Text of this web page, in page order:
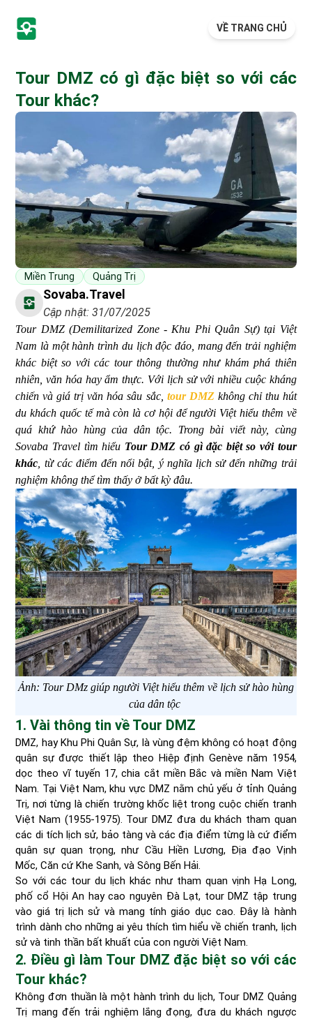
VỀ TRANG CHỦ
Tour DMZ có gì đặc biệt so với các
Tour khác?
Miền Trung Quảng Trị
Sovaba.travel
Cập nhật: 31/07/2025
Tour DMZ (Demilitarized Zone - Khu Phi Quân Sự) tại Việt
Nam là một hành trình du lịch độc đáo, mang đến trải nghiệm
khác biệt so với các tour thông thường như khám phá thiên
nhiên, văn hóa hay ẩm thực. Với lịch sử với nhiều cuộc kháng
chiến và giá trị văn hóa sâu sắc, tour DMZkhông chỉ thu hút
du khách quốc tế mà còn là cơ hội để người Việt hiểu thêm về
quá khứ hào hùng của dân tộc. Trong bài viết này, cùng
Sovaba Travel tìm hiểu Tour DMZ có gì đặc biệt so với tour
khác , từ các điểm đến nổi bật, ý nghĩa lịch sử đến những trải
nghiệm không thể tìm thấy ở bất kỳ đâu.
Ảnh: Tour DMz giúp người Việt hiểu thêm về lịch sử hào hùng
của dân tộc
1. Vài thông tin về Tour DMZ
DMZ, hay Khu Phi Quân Sự, là vùng đệm không có hoạt động
quân sự được thiết lập theo Hiệp định Genève năm 1954,
dọc theo vĩ tuyến 17, chia cắt miền Bắc và miền Nam Việt
Nam. Tại Việt Nam, khu vực DMZ nằm chủ yếu ở tỉnh Quảng
Trị, nơi từng là chiến trường khốc liệt trong cuộc chiến tranh
Việt Nam (1955-1975). Tour DMZ đưa du khách tham quan
các di tích lịch sử, bảo tàng và các địa điểm từng là cứ điểm
quân sự quan trọng, như Cầu Hiền Lương, Địa đạo Vịnh
Mốc, Căn cứ Khe Sanh, và Sông Bến Hải.
So với các tour du lịch khác như tham quan vịnh Hạ Long,
phố cổ Hội An hay cao nguyên Đà Lạt, tour DMZ tập trung
vào giá trị lịch sử và mang tính giáo dục cao. Đây là hành
trình dành cho những ai yêu thích tìm hiểu về chiến tranh, lịch
sử và tinh thần bất khuất của con người Việt Nam.
2. Điều gì làm Tour DMZ đặc biệt so với các
Tour khác?
Không đơn thuần là một hành trình du lịch, Tour DMZ Quảng
Trị mang đến trải nghiệm lắng đọng, đưa du khách ngược